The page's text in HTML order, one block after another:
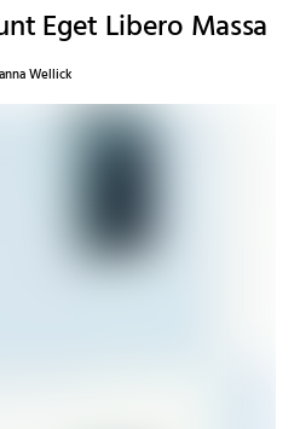
Eget Libero Massa
Wellick